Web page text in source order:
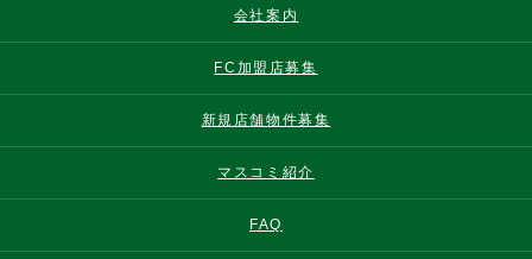
会社案内
FC加盟店募集
新規店舗物件募集
マスコミ紹介
FAQ